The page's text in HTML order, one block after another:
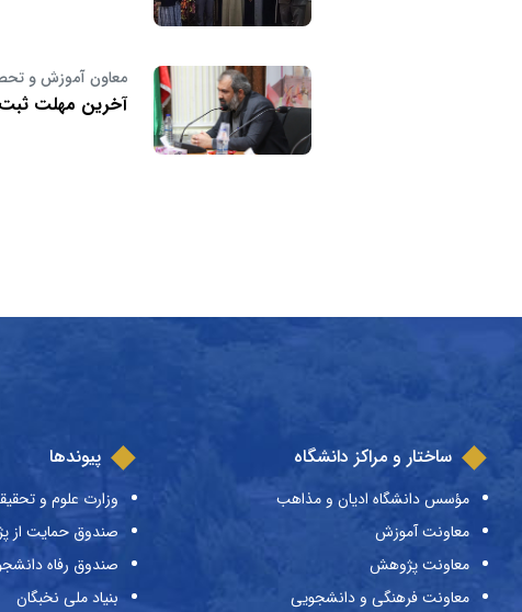
معاون آموزش و
آخرین مهلت ثبت
ساختار و مراکز دانشگاه
مؤسس دانشگاه ادیان و مذاهب
معاونت آموزش
معاونت پژوهش
معاونت فرهنگی و دانشجویی
پیوندها
وزارت علوم و
صندوق حمایت از
صندوق رفاه
بنیاد ملی نخبگان